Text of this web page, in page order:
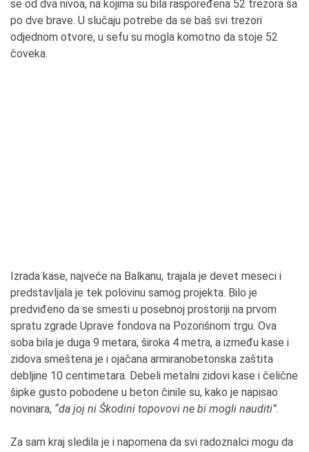
se od dva nivoa, na kojima su bila raspoređena 52 trezora sa
po dve brave. U slučaju potrebe da se baš svi trezori
odjednom otvore, u sefu su mogla komotno da stoje 52
čoveka.
Izrada kase, najveće na Balkanu, trajala je devet meseci i
predstavljala je tek polovinu samog projekta. Bilo je
predviđeno da se smesti u posebnoj prostoriji na prvom
spratu zgrade Uprave fondova na Pozorišnom trgu. Ova
soba bila je duga 9 metara, široka 4 metra, a između kase i
zidova smeštena je i ojačana armiranobetonska zaštita
debljine 10 centimetara. Debeli metalni zidovi kase i čelične
šipke gusto pobodene u beton činile su, kako je napisao
novinara, “da joj ni Škodini topovovi ne bi mogli nauditi”.
Za sam kraj sledila je i napomena da svi radoznalci mogu da